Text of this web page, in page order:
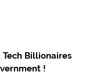
Tech Billionaires
!